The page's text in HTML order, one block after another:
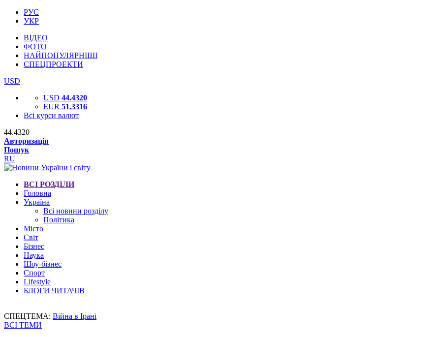
РУС
УКР
ВІДЕО
ФОТО
НАЙПОПУЛЯРНІШІ
СПЕЦПРОЕКТИ
USD
USD 44.4320
EUR 51.3316
Всі курси валют
44.4320
Авторизація
Пошук
RU
ВСІ РОЗДІЛИ
Головна
Україна
Всі новини розділу
Політика
Місто
Світ
Бізнес
Наука
Шоу-бізнес
Спорт
Lifestyle
БЛОГИ ЧИТАЧІВ
СПЕЦТЕМА: Війна в Ірані
ВСІ ТЕМИ